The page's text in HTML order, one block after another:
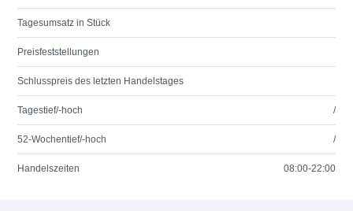
Tagesumsatz in Stück
Preisfeststellungen
Schlusspreis des letzten Handelstages
Tagestief/-hoch /
52-Wochentief/-hoch /
Handelszeiten 08:00-22:00